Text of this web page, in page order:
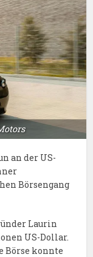
an der US-
Börsengang
Laurin
US-Dollar.
Börse konnte